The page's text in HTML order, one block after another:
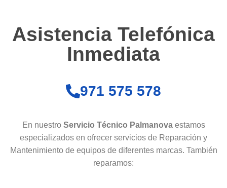
Asistencia Telefónica
Inmediata
971 575 578
En nuestro Servicio Técnico Palmanova estamos
especializados en ofrecer servicios de Reparación y
Mantenimiento de equipos de diferentes marcas. También
reparamos: